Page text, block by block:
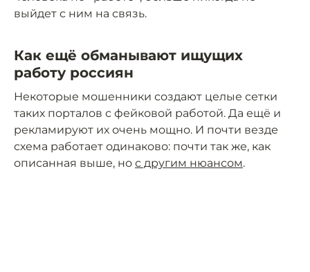
выйдет с ним на связь.
Как ещё обманывают ищущих
работу россиян
Некоторые мошенники создают целые сетки
таких порталов с фейковой работой. Да ещё и
рекламируют их очень мощно. И почти везде
схема работает одинаково: почти так же, как
описанная выше, но с другим нюансом.